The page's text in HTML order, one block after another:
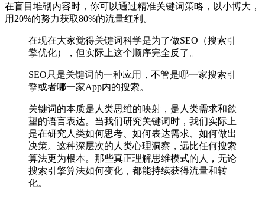
在盲目堆砌内容时，你可以通过精准关键词策略，以小博大，
用20%的努力获取80%的流量红利。
在现在大家觉得关键词科学是为了做SEO（搜索引
擎优化），但实际上这个顺序完全反了。
SEO只是关键词的一种应用，不管是哪一家搜索引
擎或者哪一家App内的搜索。
关键词的本质是人类思维的映射，是人类需求和欲
望的语言表达。当我们研究关键词时，我们实际上
是在研究人类如何思考、如何表达需求、如何做出
决策。这种深层次的人类心理洞察，远比任何搜索
算法更为根本。那些真正理解思维模式的人，无论
搜索引擎算法如何变化，都能持续获得流量和转
化。